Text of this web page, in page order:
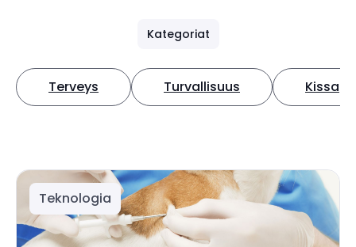
Kategoriat
Terveys Turvallisuus Kissa
Teknologia